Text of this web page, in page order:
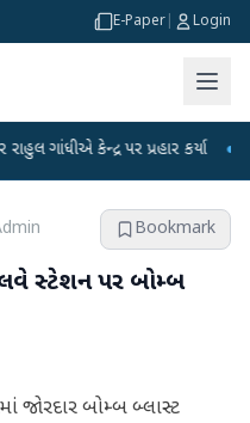
E-Paper Login
કેન્દ્ર પર પ્રહાર કર્યા ●
Bookmark
સ્ટેશન પર બોમ્બ
જોરદાર બોમ્બ બ્લાસ્ટ